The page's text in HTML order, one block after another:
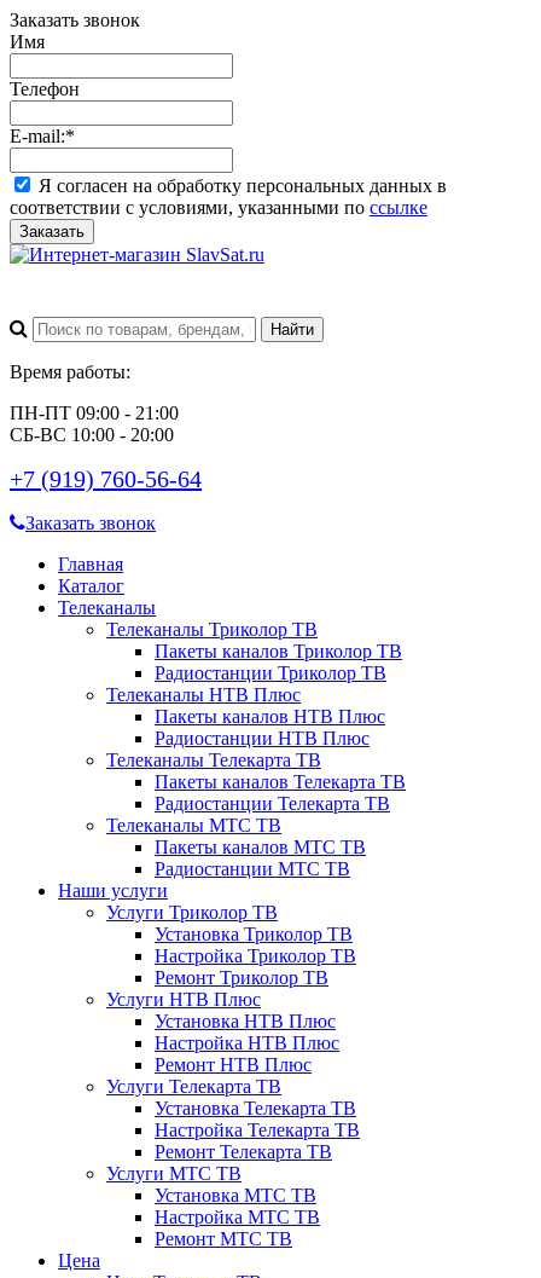
Заказать звонок
Имя
Телефон
E-mail:*
Я согласен на обработку персональных данных в
соответствии с условиями, указанными по ссылке
Заказать
Время работы:
ПН-ПТ 09:00 - 21:00
СБ-ВС 10:00 - 20:00
+7 (919) 760-56-64
Заказать звонок
Главная
Каталог
Телеканалы
Телеканалы Триколор ТВ
Пакеты каналов Триколор ТВ
Радиостанции Триколор ТВ
Телеканалы НТВ Плюс
Пакеты каналов НТВ Плюс
Радиостанции НТВ Плюс
Телеканалы Телекарта ТВ
Пакеты каналов Телекарта ТВ
Радиостанции Телекарта ТВ
Телеканалы МТС ТВ
Пакеты каналов МТС ТВ
Радиостанции МТС ТВ
Наши услуги
Услуги Триколор ТВ
Установка Триколор ТВ
Настройка Триколор ТВ
Ремонт Триколор ТВ
Услуги НТВ Плюс
Установка НТВ Плюс
Настройка НТВ Плюс
Ремонт НТВ Плюс
Услуги Телекарта ТВ
Установка Телекарта ТВ
Настройка Телекарта ТВ
Ремонт Телекарта ТВ
Услуги МТС ТВ
Установка МТС ТВ
Настройка МТС ТВ
Ремонт МТС ТВ
Цена